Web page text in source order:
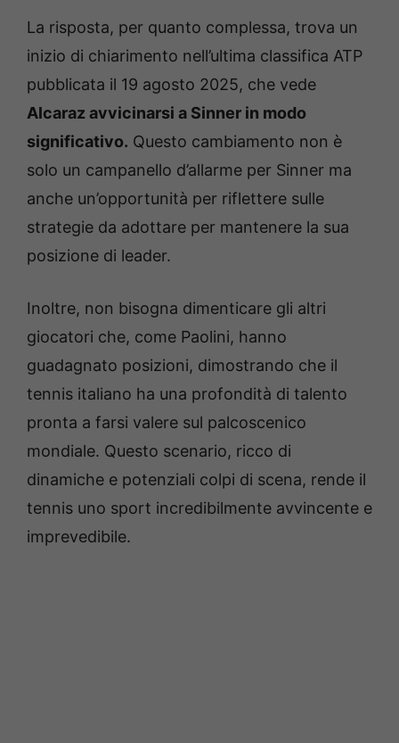
La risposta, per quanto complessa, trova un
inizio di chiarimento nell’ultima classifica ATP
pubblicata il 19 agosto 2025, che vede
Alcaraz avvicinarsi a Sinner in modo
significativo. Questo cambiamento non è
solo un campanello d’allarme per Sinner ma
anche un’opportunità per riflettere sulle
strategie da adottare per mantenere la sua
posizione di leader.
Inoltre, non bisogna dimenticare gli altri
giocatori che, come Paolini, hanno
guadagnato posizioni, dimostrando che il
tennis italiano ha una profondità di talento
pronta a farsi valere sul palcoscenico
mondiale. Questo scenario, ricco di
dinamiche e potenziali colpi di scena, rende il
tennis uno sport incredibilmente avvincente e
imprevedibile.